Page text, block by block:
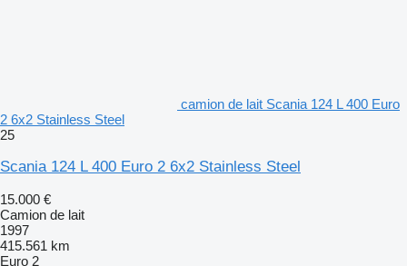
camion de lait Scania 124 L 400 Euro
2 6x2 Stainless Steel
25
Scania 124 L 400 Euro 2 6x2 Stainless Steel
15.000 €
Camion de lait
1997
415.561 km
Euro 2